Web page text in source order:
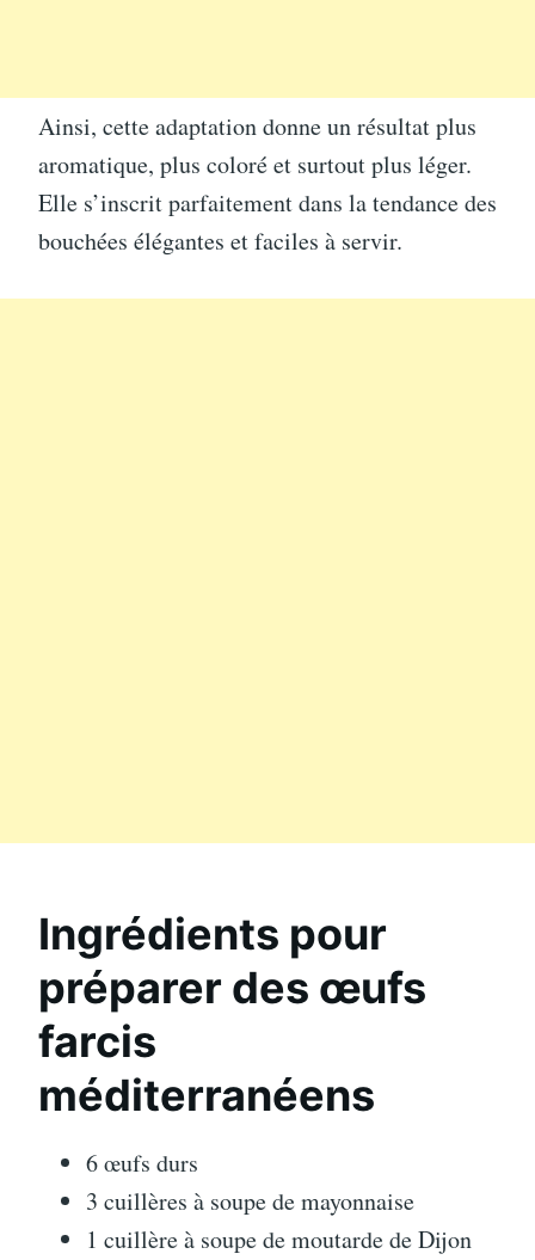
Ainsi, cette adaptation donne un résultat plus
aromatique, plus coloré et surtout plus léger.
Elle s’inscrit parfaitement dans la tendance des
bouchées élégantes et faciles à servir.
Ingrédients pour
préparer des œufs
farcis
méditerranéens
6 œufs durs
3 cuillères à soupe de mayonnaise
1 cuillère à soupe de moutarde de Dijon